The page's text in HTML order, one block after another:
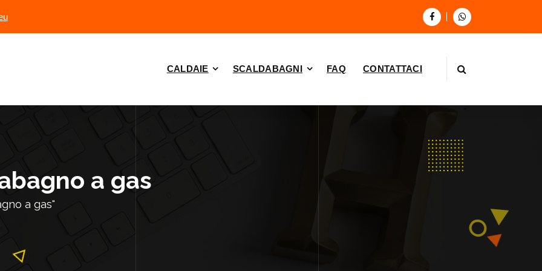
CALDAIE SCALDABAGNI FAQ CONTATTACI
a gas
a gas"